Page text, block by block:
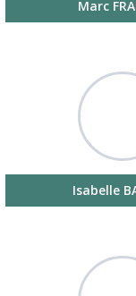
Marc
Isabelle